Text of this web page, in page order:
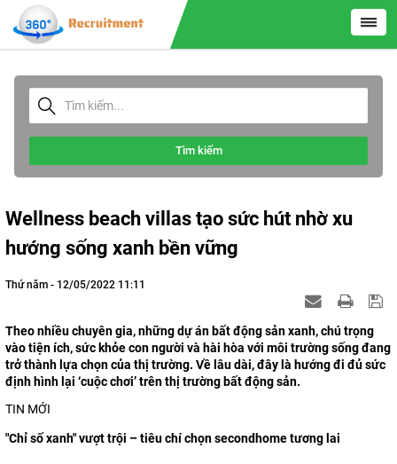
Tìm kiếm
Wellness beach villas tạo sức hút nhờ xu
hướng sống xanh bền vững
Thứ năm - 12/05/2022 11:11
Theo nhiều chuyên gia, những dự án bất động sản xanh, chú trọng
vào tiện ích, sức khỏe con người và hài hòa với môi trường sống đang
trở thành lựa chọn của thị trường. Về lâu dài, đây là hướng đi đủ sức
định hình lại ‘cuộc chơi’ trên thị trường bất động sản.
TIN MỚI
"Chỉ số xanh" vượt trội – tiêu chí chọn secondhome tương lai